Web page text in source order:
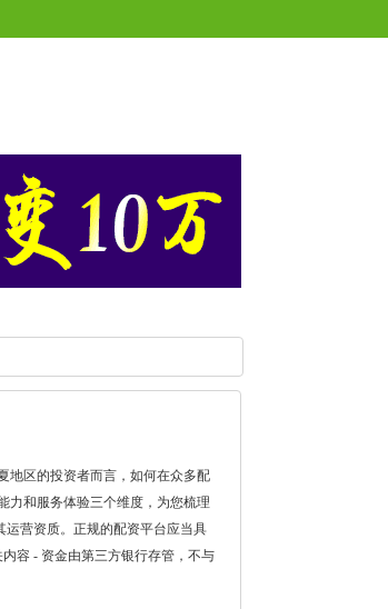
地区的投资者而言，如何在众多配
力和服务体验三个维度，为您梳理
运营资质。正规的配资平台应当具
容 - 资金由第三方银行存管，不与